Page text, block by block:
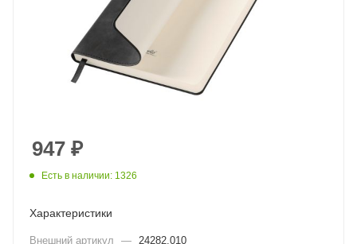
947 ₽
Есть в наличии: 1326
Характеристики
Внешний артикул —
24282.010